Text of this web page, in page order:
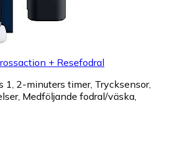
+ Resefodral
1, 2-minuters timer, Trycksensor,
Medföljande fodral/väska,